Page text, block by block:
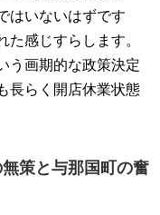
はいないはずです
感じすらします。
う画期的な政策決定
長らく開店休業状態
策と与那国町の奮